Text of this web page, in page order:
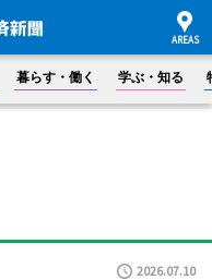
暮らす・働く 学ぶ・知る
2026.07.10